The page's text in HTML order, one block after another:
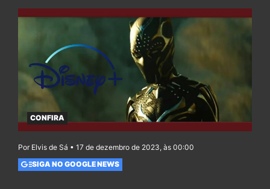
CONFIRA
Por Elvis de Sá • 17 de dezembro de 2023, às 00:00
SIGA NO GOOGLE NEWS